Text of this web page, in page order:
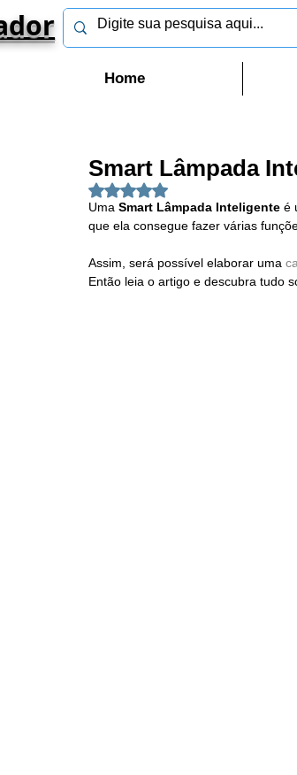
Home
Smart Lâmpada
Avaliado com NaN de 5
Uma Smart Lâmpada Inteligente é
que ela consegue fazer várias
Assim, será possível elaborar uma
Então leia o artigo e descubra tudo